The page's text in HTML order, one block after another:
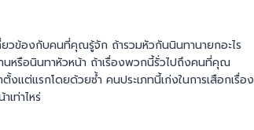
ยวข้องกับคนที่คุณรู้จัก ถ้ารวมหัวกันนินทานายกอะไร
นหรือนินทาหัวหน้า ถ้าเรื่องพวกนี้รั่วไปถึงคนที่คุณ
ต่แรกโดยด้วยซ้ำ คนประเภทนี้เก่งในการเสือกเรื่อง
เท่าไหร่